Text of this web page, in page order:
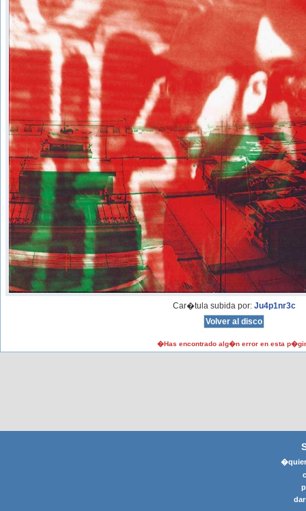
Car�tula subida por: Ju4p1nr3c
�Has encontrado alg�n error en esta